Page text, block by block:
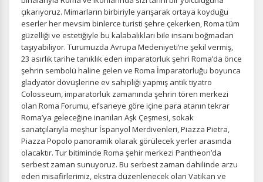
çıkarıyoruz. Mimarların birbiriyle yarışarak ortaya koyduğu
eserler her mevsim binlerce turisti şehre çekerken, Roma tüm
güzelliği ve estetiğiyle bu kalabalıkları bile insanı boğmadan
taşıyabiliyor. Turumuzda Avrupa Medeniyeti’ne şekil vermiş,
23 asırlık tarihe tanıklık eden imparatorluk şehri Roma’da önce
şehrin sembolü haline gelen ve Roma İmparatorluğu boyunca
gladyatör dövüşlerine ev sahipliği yapmış antik tiyatro
Colosseum, imparatorluk zamanında şehrin tören merkezi
olan Roma Forumu, efsaneye göre içine para atanın tekrar
Roma’ya geleceğine inanılan Aşk Çeşmesi, sokak
sanatçılarıyla meşhur İspanyol Merdivenleri, Piazza Pietra,
Piazza Popolo panoramik olarak görülecek yerler arasında
olacaktır. Tur bitiminde Roma şehir merkezi Pantheon’da
serbest zaman sunuyoruz. Bu serbest zaman dahilinde arzu
eden misafirlerimiz, ekstra düzenlenecek olan Vatikan ve